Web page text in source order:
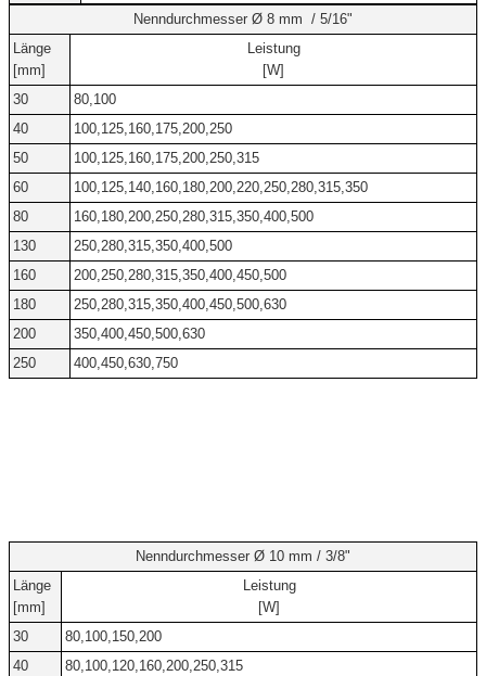
Nenndurchmesser Ø 8 mm / 5/16"
Länge
[mm]
Leistung
[W]
30
80,100
40
100,125,160,175,200,250
50
100,125,160,175,200,250,315
60
100,125,140,160,180,200,220,250,280,315,350
80
160,180,200,250,280,315,350,400,500
130
250,280,315,350,400,500
160
200,250,280,315,350,400,450,500
180
250,280,315,350,400,450,500,630
200
350,400,450,500,630
250
400,450,630,750
Nenndurchmesser Ø 10 mm / 3/8"
Länge
[mm]
Leistung
[W]
30
80,100,150,200
40
80,100,120,160,200,250,315